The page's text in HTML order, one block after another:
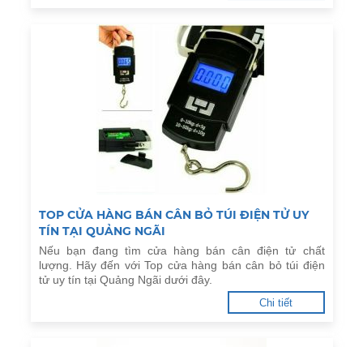
TOP CỬA HÀNG BÁN CÂN BỎ TÚI ĐIỆN TỬ UY
TÍN TẠI QUẢNG NGÃI
Nếu bạn đang tìm cửa hàng bán cân điện tử chất
lượng. Hãy đến với Top cửa hàng bán cân bỏ túi điện
tử uy tín tại Quảng Ngãi dưới đây.
Chi tiết